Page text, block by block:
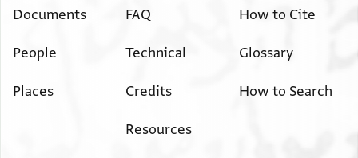
וכתיב על גיהטא לנא פיהא [
Documents
People
Places
FAQ
Technical
Credits
Resources
How to Cite
Glossary
How to Search